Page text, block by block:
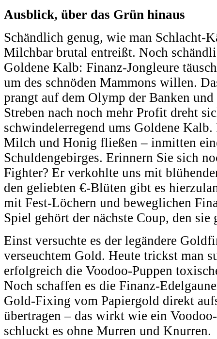
Ausblick, über das Grün hinaus
Schändlich genug, wie man Schlacht-
Milchbar brutal entreißt. Noch
Goldene Kalb: Finanz-Jongleure
um des schnöden Mammons willen.
prangt auf dem Olymp der Banken
Streben nach noch mehr Profit dreht
schwindelerregend ums Goldene
Milch und Honig fließen – inmitten
Schuldengebirges. Erinnern Sie sich
Fighter? Er verkohlte uns mit
den geliebten €-Blüten gibt es
mit Fest-Löchern und beweglichen
Spiel gehört der nächste Coup, den
Einst versuchte es der legändere
verseuchtem Gold. Heute trickst man
erfolgreich die Voodoo-Puppen
Noch schaffen es die Finanz-
Gold-Fixing vom Papiergold direkt
übertragen – das wirkt wie ein
schluckt es ohne Murren und Knurren.